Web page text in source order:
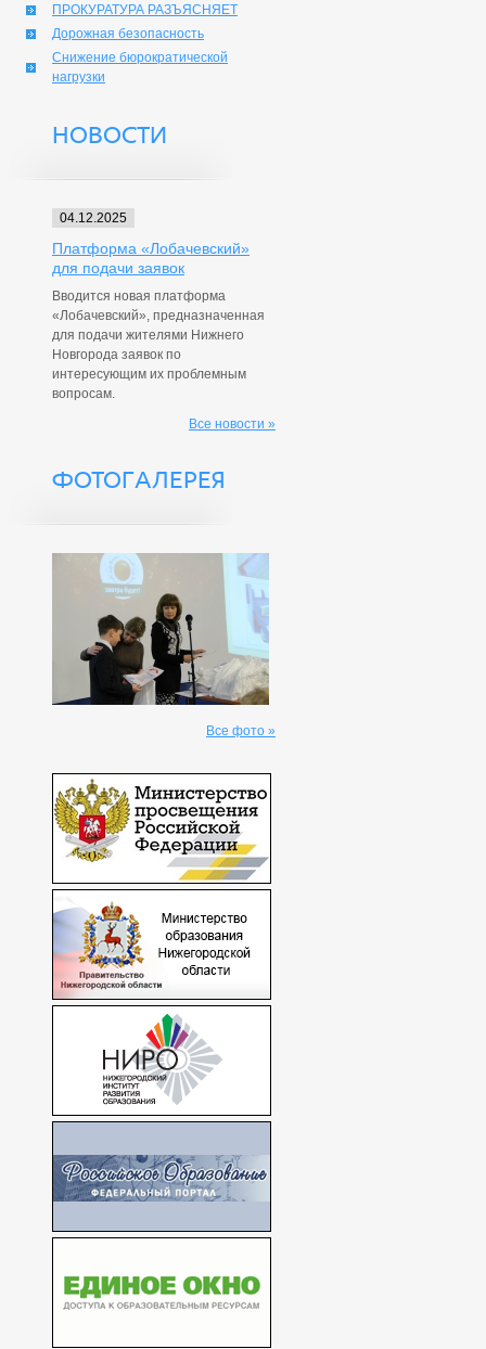
ПРОКУРАТУРА РАЗЪЯСНЯЕТ
Дорожная безопасность
Снижение бюрократической
нагрузки
НОВОСТИ
04.12.2025
Платформа «Лобачевский»
для подачи заявок
Вводится новая платформа
«Лобачевский», предназначенная
для подачи жителями Нижнего
Новгорода заявок по
интересующим их проблемным
вопросам.
Все новости »
ФОТОГАЛЕРЕЯ
Все фото »